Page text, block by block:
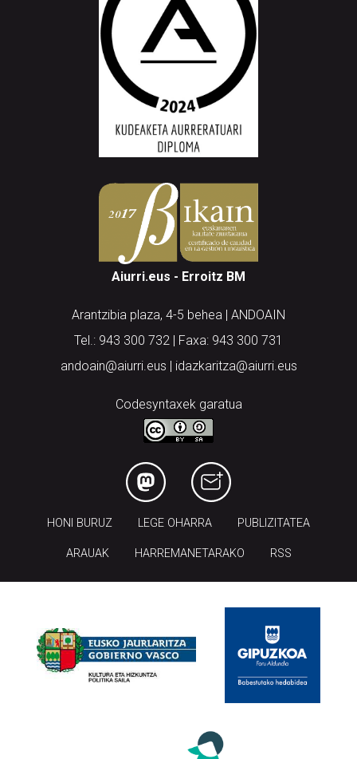
Aiurri.eus - Erroitz BM
Arantzibia plaza, 4-5 behea | ANDOAIN
Tel.: 943 300 732 | Faxa: 943 300 731
andoain@aiurri.eus | idazkaritza@aiurri.eus
Codesyntaxek garatua
HONI BURUZ LEGE OHARRA PUBLIZITATEA
ARAUAK HARREMANETARAKO RSS